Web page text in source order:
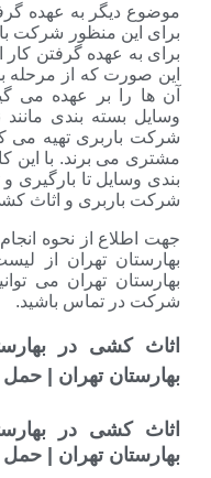
به عهده گرفتن اثاث
منظور شرکت باربری در
گرفتن کار از ابتدا تا
که از مرحله بسته بندی
بر عهده می گیرد. در
بندی مانند نایلون
تهیه می کند و در
برند. با این کار اثاث کشی
تا بارگیری و تخلیه بار و
و اثاث کشی بهارستان
از نحوه انجام کار در
تهران از لیست بهترین
تهران می توانید با شماره
باشید.
در بهارستان
تهران | حمل اثاثیه در
در بهارستان
تهران | حمل اثاثیه در